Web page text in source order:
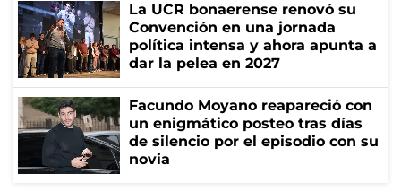
La UCR bonaerense renovó su
Convención en una jornada
política intensa y ahora apunta a
dar la pelea en 2027
Facundo Moyano reapareció con
un enigmático posteo tras días
de silencio por el episodio con su
novia